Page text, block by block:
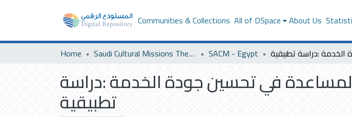
Communities & Collections All of DSpace About Us
Home Saudi Cultural Missions Theses & Dissertations SACM - Egypt
المساعدة في تحسين جودة الخدمة :دراسة
تطبيقية